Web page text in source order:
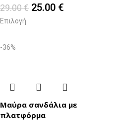
29.00€ 25.00 €
Επιλογή
-36%
Μαύρα σανδάλια με
πλατφόρμα